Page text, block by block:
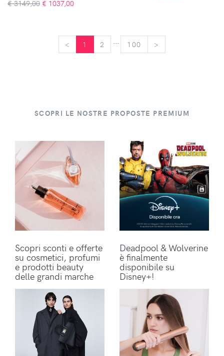
€ 3149,00 € 1037,00
< 1 2 100 >
SCOPRI LE NOSTRE PROPOSTE PREMIUM
Scopri sconti e offerte
su cosmetici, profumi
e prodotti beauty
delle grandi marche
Deadpool & Wolverine
è finalmente
disponibile su
Disney+!